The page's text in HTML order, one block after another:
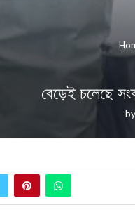
বেড়েই চলেছে
by